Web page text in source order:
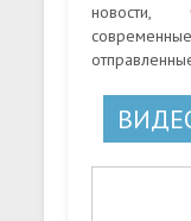
новости,